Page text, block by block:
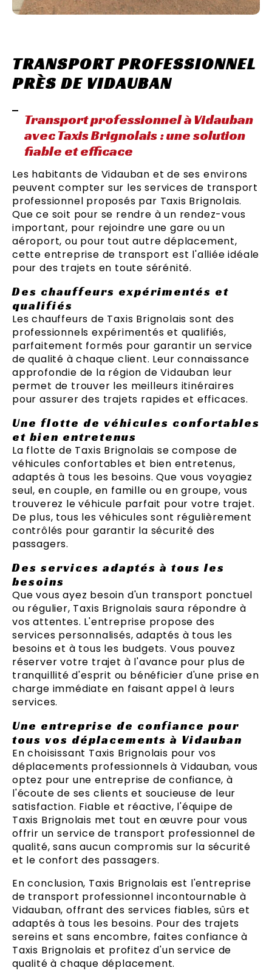
TRANSPORT PROFESSIONNEL
PRÈS DE VIDAUBAN
Transport professionnel à Vidauban
avec Taxis Brignolais : une solution
fiable et efficace
Les habitants de Vidauban et de ses environs
peuvent compter sur les services de transport
professionnel proposés par Taxis Brignolais.
Que ce soit pour se rendre à un rendez-vous
important, pour rejoindre une gare ou un
aéroport, ou pour tout autre déplacement,
cette entreprise de transport est l'alliée idéale
pour des trajets en toute sérénité.
Des chauffeurs expérimentés et
qualifiés
Les chauffeurs de Taxis Brignolais sont des
professionnels expérimentés et qualifiés,
parfaitement formés pour garantir un service
de qualité à chaque client. Leur connaissance
approfondie de la région de Vidauban leur
permet de trouver les meilleurs itinéraires
pour assurer des trajets rapides et efficaces.
Une flotte de véhicules confortables
et bien entretenus
La flotte de Taxis Brignolais se compose de
véhicules confortables et bien entretenus,
adaptés à tous les besoins. Que vous voyagiez
seul, en couple, en famille ou en groupe, vous
trouverez le véhicule parfait pour votre trajet.
De plus, tous les véhicules sont régulièrement
contrôlés pour garantir la sécurité des
passagers.
Des services adaptés à tous les
besoins
Que vous ayez besoin d'un transport ponctuel
ou régulier, Taxis Brignolais saura répondre à
vos attentes. L'entreprise propose des
services personnalisés, adaptés à tous les
besoins et à tous les budgets. Vous pouvez
réserver votre trajet à l'avance pour plus de
tranquillité d'esprit ou bénéficier d'une prise en
charge immédiate en faisant appel à leurs
services.
Une entreprise de confiance pour
tous vos déplacements à Vidauban
En choisissant Taxis Brignolais pour vos
déplacements professionnels à Vidauban, vous
optez pour une entreprise de confiance, à
l'écoute de ses clients et soucieuse de leur
satisfaction. Fiable et réactive, l'équipe de
Taxis Brignolais met tout en œuvre pour vous
offrir un service de transport professionnel de
qualité, sans aucun compromis sur la sécurité
et le confort des passagers.
En conclusion, Taxis Brignolais est l'entreprise
de transport professionnel incontournable à
Vidauban, offrant des services fiables, sûrs et
adaptés à tous les besoins. Pour des trajets
sereins et sans encombre, faites confiance à
Taxis Brignolais et profitez d'un service de
qualité à chaque déplacement.